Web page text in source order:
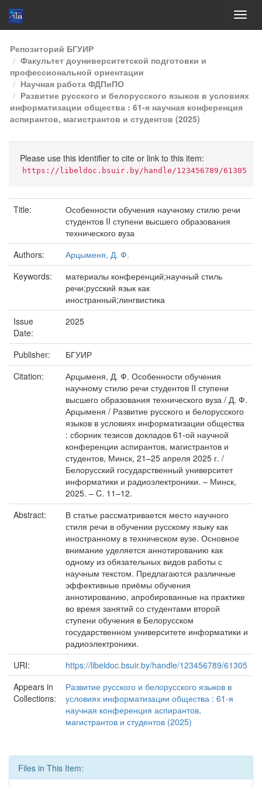
Skip
navigation
Репозиторий БГУИР
Факультет доуниверситетской подготовки и
профессиональной ориентации
Научная работа ФДПиПО
Развитие русского и белорусского языков в условиях
информатизации общества : 61-я научная конференция
аспирантов, магистрантов и студентов (2025)
Please use this identifier to cite or link to this item:
https://libeldoc.bsuir.by/handle/123456789/61305
Title:
Особенности обучения научному стилю речи
студентов II ступени высшего образования
технического вуза
Authors:
Арцыменя, Д. Ф.
Keywords:
материалы конференций;научный стиль
речи;русский язык как
иностранный;лингвистика
Issue
Date:
2025
Publisher:
БГУИР
Citation:
Арцыменя, Д. Ф. Особенности обучения
научному стилю речи студентов II ступени
высшего образования технического вуза / Д. Ф.
Арцыменя / Развитие русского и белорусского
языков в условиях информатизации общества
: сборник тезисов докладов 61-ой научной
конференции аспирантов, магистрантов и
студентов, Минск, 21–25 апреля 2025 г. /
Белорусский государственный университет
информатики и радиоэлектроники. – Минск,
2025. – C. 11–12.
Abstract:
В статье рассматривается место научного
стиля речи в обучении русскому языку как
иностранному в техническом вузе. Основное
внимание уделяется аннотированию как
одному из обязательных видов работы с
научным текстом. Предлагаются различные
эффективные приёмы обучения
аннотированию, апробированные на практике
во время занятий со студентами второй
ступени обучения в Белорусском
государственном университете информатики и
радиоэлектроники.
URI:
https://libeldoc.bsuir.by/handle/123456789/61305
Appears in
Collections:
Развитие русского и белорусского языков в
условиях информатизации общества : 61-я
научная конференция аспирантов,
магистрантов и студентов (2025)
Files in This Item: